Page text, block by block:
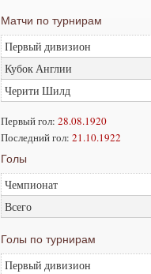
Матчи по турнирам
Первый дивизион
Кубок Англии
Черити Шилд
Первый гол: 28.08.1920
Последний гол: 21.10.1922
Голы
Чемпионат
Всего
Голы по турнирам
Первый дивизион